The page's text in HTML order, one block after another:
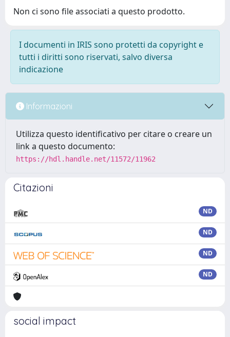
Non ci sono file associati a questo prodotto.
I documenti in IRIS sono protetti da copyright e
tutti i diritti sono riservati, salvo diversa
indicazione
Informazioni
Utilizza questo identificativo per citare o creare un
link a questo documento:
https://hdl.handle.net/11572/11962
Citazioni
ND
ND
ND
ND
social impact